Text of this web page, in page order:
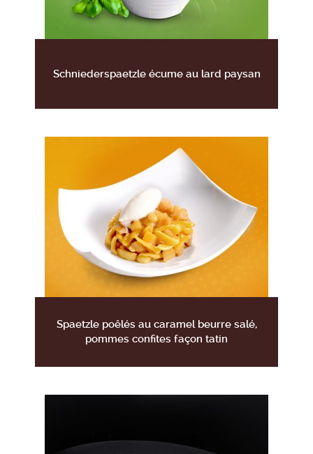
Schniederspaetzle écume au lard paysan
Spaetzle poêlés au caramel beurre salé,
pommes confites façon tatin